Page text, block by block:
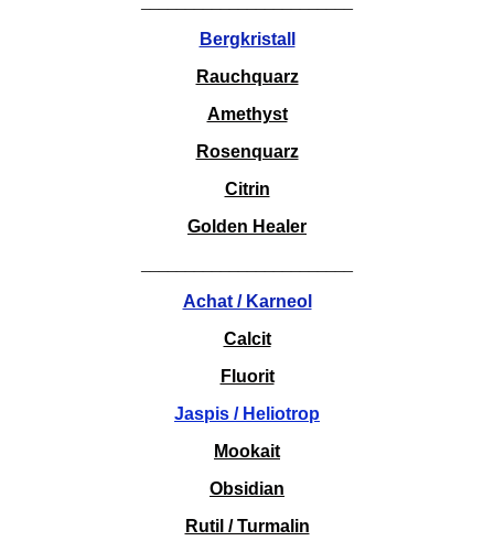
Bergkristall
Rauchquarz
Amethyst
Rosenquarz
Citrin
Golden Healer
Achat / Karneol
Calcit
Fluorit
Jaspis / Heliotrop
Mookait
Obsidian
Rutil / Turmalin